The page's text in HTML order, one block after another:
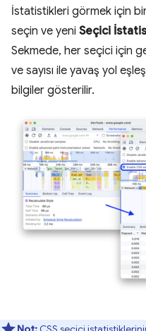
İstatistikleri görmek için
seçin ve yeni Seçici
Sekmede, her seçici için
ve sayısı ile yavaş yol
bilgiler gösterilir.